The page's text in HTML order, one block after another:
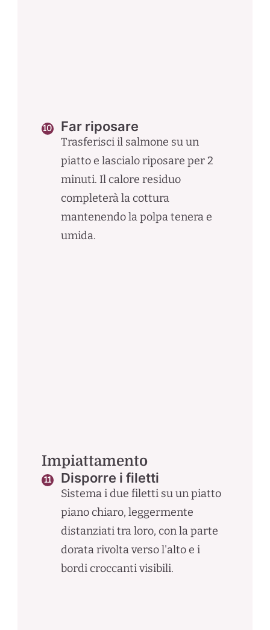
Far riposare
Trasferisci il salmone su un
piatto e lascialo riposare per 2
minuti. Il calore residuo
completerà la cottura
mantenendo la polpa tenera e
umida.
Impiattamento
Disporre i filetti
Sistema i due filetti su un piatto
piano chiaro, leggermente
distanziati tra loro, con la parte
dorata rivolta verso l'alto e i
bordi croccanti visibili.